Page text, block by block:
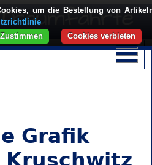
Grafik
Kruschwitz
um die Bestellung von
Cookies verbieten
Zustimmen